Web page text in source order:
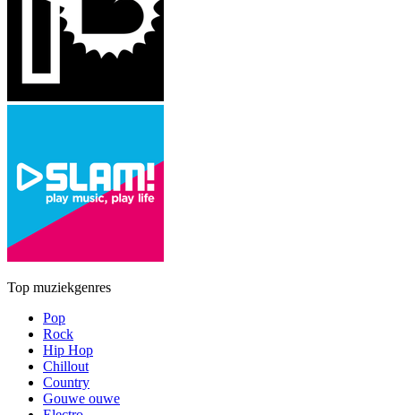
Top muziekgenres
Pop
Rock
Hip Hop
Chillout
Country
Gouwe ouwe